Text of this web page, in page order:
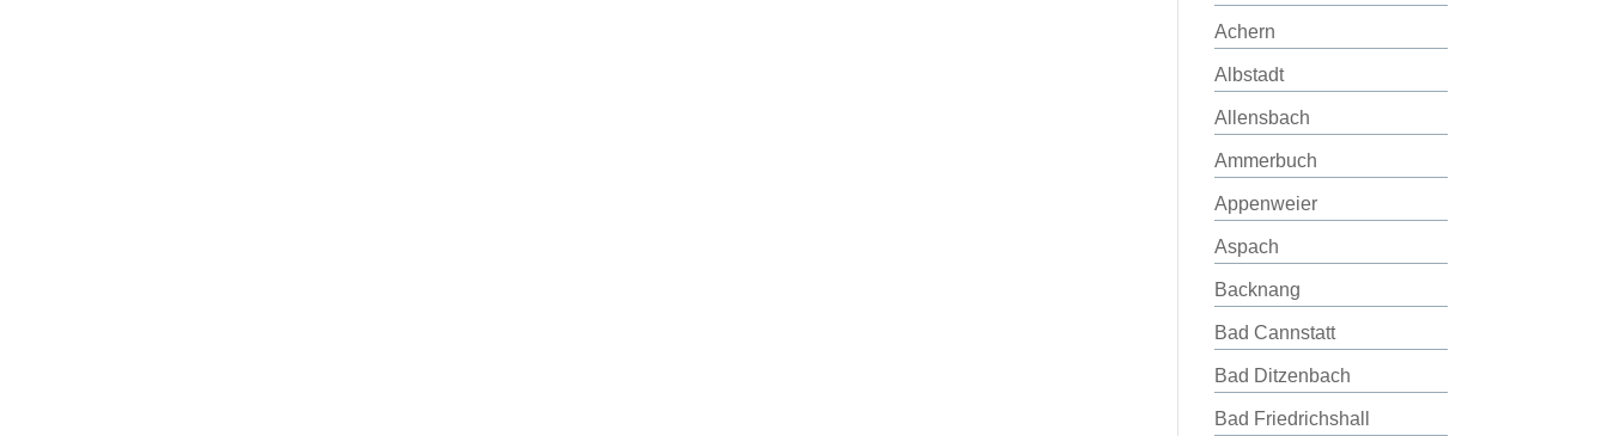
Achern
Albstadt
Allensbach
Ammerbuch
Appenweier
Aspach
Backnang
Bad Cannstatt
Bad Ditzenbach
Bad Friedrichshall